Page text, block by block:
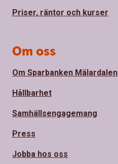
Priser, räntor och kurser
Om oss
Om Sparbanken Mälardalen
Hållbarhet
Samhällsengagemang
Press
Jobba hos oss